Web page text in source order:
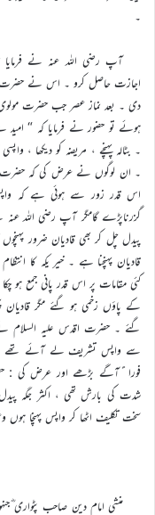
۔
آپ رضی اللہ عنہ نے
اجازت حاصل کرو ۔ اس نے حضرت
دی ۔ بعد نماز عصر جب حضرت
ہوئے تو حضور نے فرمایا کہ “
۔ بٹالہ پہنچے ، مریضہ کو دیکھا ،
۔ ان لوگوں نے عرض کی کہ حضرت !
اس قدر زور سے ہوئی ہے کہ
گزرناپڑے گامگر آپ رضی الله عنہ
پیدل چل کر بھی قادیان ضرور
قادیان پہنچنا ہے ۔ خیر یکہ کا
کئی مقامات پر اس قدر پانی جمع ہو
کے پاؤں زخمی ہو گئے مگر قادیان
گئے ۔ حضرت اقدس علیہ السلام
سے واپس تشریف لے آئے تھے ؟،
فورا ًآگے بڑھے اور عرض کی :
شدت کی بارش تھی ، اکثر جگہ
سخت تکلیف اٹھا کر واپس پہنچا ہوں